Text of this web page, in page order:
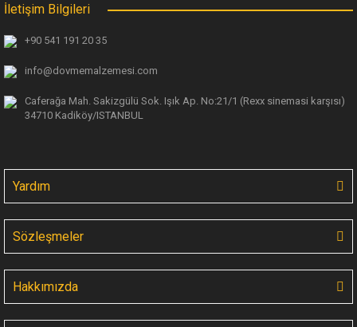
İletişim Bilgileri
+90 541 191 20 35
info@dovmemalzemesi.com
Caferağa Mah. Sakizgülü Sok. Işık Ap. No:21/1 (Rexx sinemasi karşısı)
34710 Kadiköy/ISTANBUL
Yardım
Sözleşmeler
Hakkımızda